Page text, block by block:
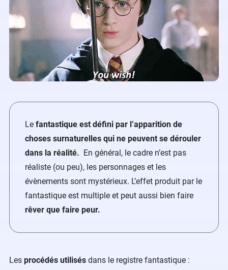
Le fantastique est défini par l’apparition de
choses surnaturelles qui ne peuvent se dérouler
dans la réalité. En général, le cadre n’est pas
réaliste (ou peu), les personnages et les
évènements sont mystérieux. L’effet produit par le
fantastique est multiple et peut aussi bien faire
rêver que faire peur.
Les procédés utilisés dans le registre fantastique :